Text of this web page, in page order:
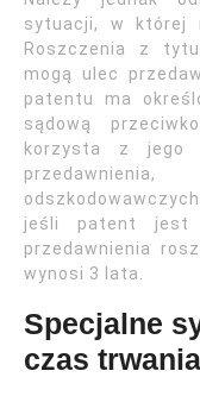
sytuacji, w której
Roszczenia z
mogą ulec
patentu ma
sądową
korzysta z jego
jeśli patent jest
przedawnienia
wynosi 3 lata.
Specjalne
czas